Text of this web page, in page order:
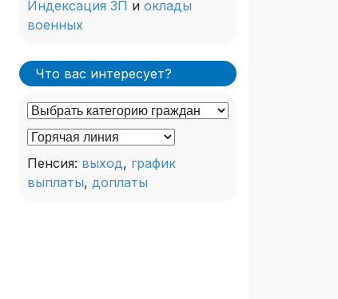
Индексация ЗП и оклады
военных
Что вас интересует?
Пенсия: выход, график
выплаты, доплаты